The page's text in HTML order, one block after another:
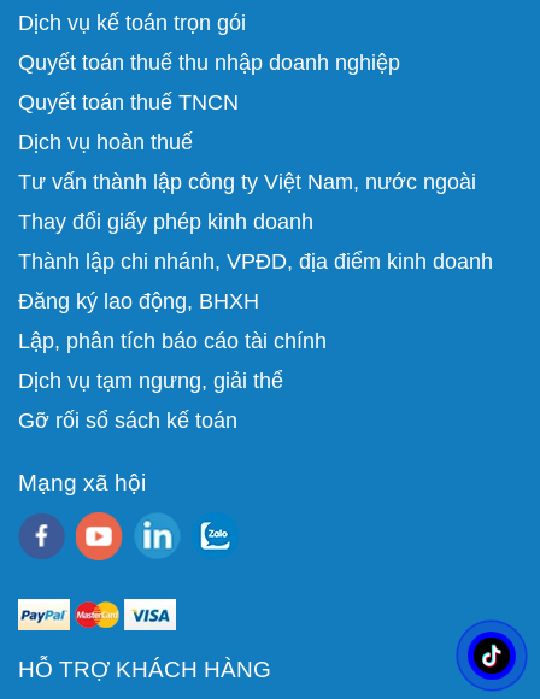
Dịch vụ kế toán trọn gói
Quyết toán thuế thu nhập doanh nghiệp
Quyết toán thuế TNCN
Dịch vụ hoàn thuế
Tư vấn thành lập công ty Việt Nam, nước ngoài
Thay đổi giấy phép kinh doanh
Thành lập chi nhánh, VPĐD, địa điểm kinh doanh
Đăng ký lao động, BHXH
Lập, phân tích báo cáo tài chính
Dịch vụ tạm ngưng, giải thể
Gỡ rối sổ sách kế toán
Mạng xã hội
HỖ TRỢ KHÁCH HÀNG